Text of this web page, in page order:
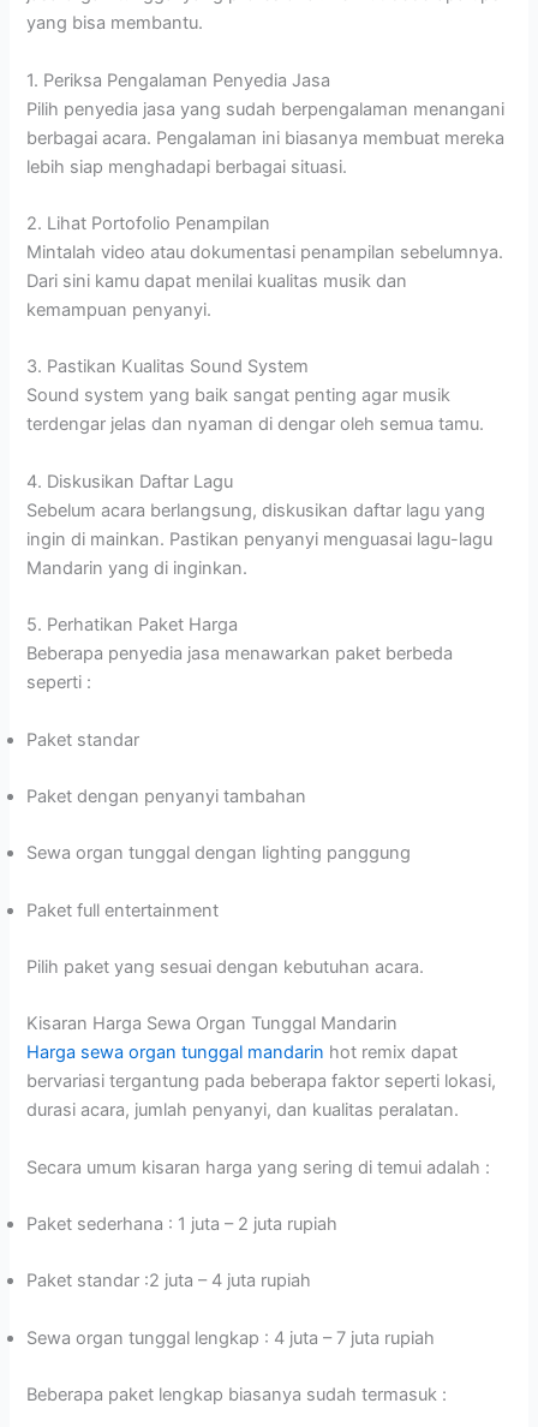
yang bisa membantu.
1. Periksa Pengalaman Penyedia Jasa
Pilih penyedia jasa yang sudah berpengalaman menangani
berbagai acara. Pengalaman ini biasanya membuat mereka
lebih siap menghadapi berbagai situasi.
2. Lihat Portofolio Penampilan
Mintalah video atau dokumentasi penampilan sebelumnya.
Dari sini kamu dapat menilai kualitas musik dan
kemampuan penyanyi.
3. Pastikan Kualitas Sound System
Sound system yang baik sangat penting agar musik
terdengar jelas dan nyaman di dengar oleh semua tamu.
4. Diskusikan Daftar Lagu
Sebelum acara berlangsung, diskusikan daftar lagu yang
ingin di mainkan. Pastikan penyanyi menguasai lagu-lagu
Mandarin yang di inginkan.
5. Perhatikan Paket Harga
Beberapa penyedia jasa menawarkan paket berbeda
seperti :
Paket standar
Paket dengan penyanyi tambahan
Sewa organ tunggal dengan lighting panggung
Paket full entertainment
Pilih paket yang sesuai dengan kebutuhan acara.
Kisaran Harga Sewa Organ Tunggal Mandarin
Harga sewa organ tunggal mandarin hot remix dapat
bervariasi tergantung pada beberapa faktor seperti lokasi,
durasi acara, jumlah penyanyi, dan kualitas peralatan.
Secara umum kisaran harga yang sering di temui adalah :
Paket sederhana : 1 juta – 2 juta rupiah
Paket standar :2 juta – 4 juta rupiah
Sewa organ tunggal lengkap : 4 juta – 7 juta rupiah
Beberapa paket lengkap biasanya sudah termasuk :